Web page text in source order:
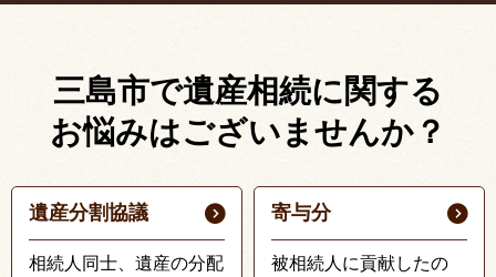
三島市で遺産相続に関する
お悩みはございませんか？
遺産分割協議
相続人同士、遺産の分配
寄与分
被相続人に貢献したの